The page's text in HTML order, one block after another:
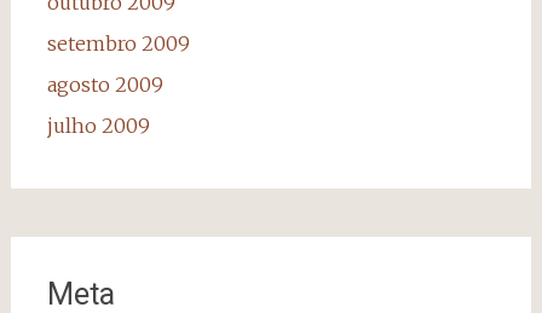
setembro 2009
agosto 2009
julho 2009
Meta